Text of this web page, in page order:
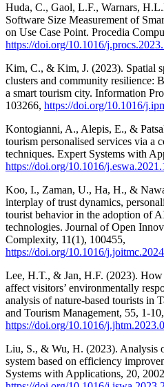
Huda, C., Gaol, L.F., Warnars,
Software Size Measurement of
on Use Case Point. Procedia
https://doi.org/10.1016/
Kim, C., & Kim, J. (2023). Spatial
clusters and community resilience:
a smart tourism city. Information
103266, https://doi.org/10.1016/
Kontogianni, A., Alepis, E., &
tourism personalised services via a
techniques. Expert Systems with
https://doi.org/10.1016/
Koo, I., Zaman, U., Ha, H., &
interplay of trust dynamics,
tourist behavior in the adoption of
technologies. Journal of Open
Complexity, 11(1), 100455,
https://doi.org/10.1016/
Lee, H.T., & Jan, H.F. (2023). How
affect visitors’ environmentally
analysis of nature-based tourists in
and Tourism Management, 55, 1-10,
https://doi.org/10.1016/
Liu, S., & Wu, H. (2023). Analysis
system based on efficiency
Systems with Applications, 20,